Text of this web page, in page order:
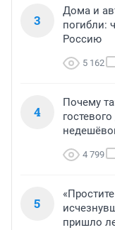
3
Дома и
погибли:
Россию
5 162
4
Почему
4 799
5
пришло